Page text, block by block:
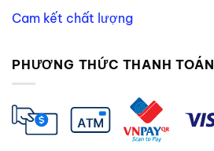
Cam kết chất lượng
PHƯƠNG THỨC THANH TOÁN